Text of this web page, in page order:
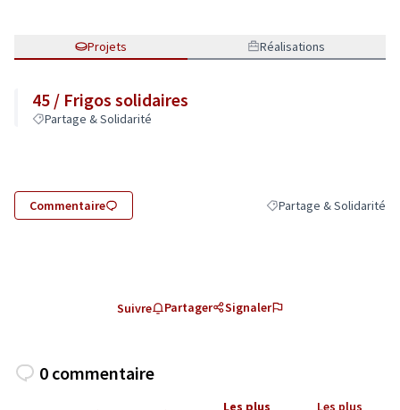
Projets Réalisations
45 / Frigos solidaires
Partage & Solidarité
Commentaire Filtrer les résultats de
Partage & Solidarité
Suivre Partager Signaler
0 commentaire
Les plus Les plus